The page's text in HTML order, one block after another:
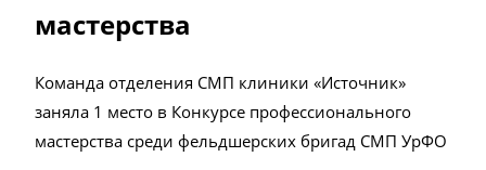
мастерства
Команда отделения СМП клиники «Источник»
заняла 1 место в Конкурсе профессионального
мастерства среди фельдшерских бригад СМП УрФО